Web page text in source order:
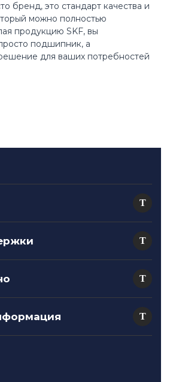
бренд, это стандарт качества и
можно полностью
продукцию SKF, вы
подшипник, а
для ваших потребностей